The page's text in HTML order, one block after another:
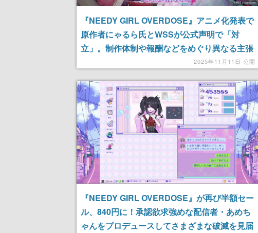
『NEEDY GIRL OVERDOSE』アニメ化発表で
原作者にゃるら氏とWSSが公式声明で「対
立」。制作体制や報酬などをめぐり異なる主張
2025年11月11日 公開
『NEEDY GIRL OVERDOSE』が再び半額セー
ル、840円に！承認欲求強めな配信者・あめち
ゃんをプロデュースしてさまざまな破滅を見届